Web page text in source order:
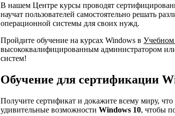
В нашем Центре курсы проводят
научат пользователей самостоятельно решать
операционной системы для своих нужд.
Пройдите обучение на курсах Windows в Учебном
высококвалифицированным администратором
систем!
Обучение для сертификации
Получите сертификат и докажите всему миру,
удивительные возможности Windows 10, чтобы